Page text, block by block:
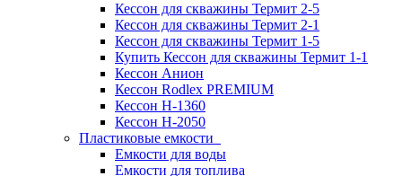
Кессон для скважины Термит 2-5
Кессон для скважины Термит 2-1
Кессон для скважины Термит 1-5
Купить Кессон для скважины Термит 1-1
Кессон Анион
Кессон Rodlex PREMIUM
Кессон H-1360
Кессон H-2050
Пластиковые емкости
Емкости для воды
Емкости для топлива